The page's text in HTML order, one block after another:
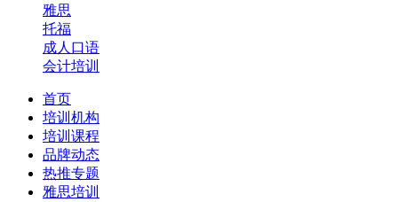
雅思
托福
成人口语
会计培训
首页
培训机构
培训课程
品牌动态
热推专题
雅思培训